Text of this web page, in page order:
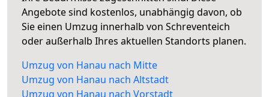
Angebote sind kostenlos, unabhängig davon, ob
Sie einen Umzug innerhalb von Schreventeich
oder außerhalb Ihres aktuellen Standorts planen.
Umzug von Hanau nach Mitte
Umzug von Hanau nach Altstadt
Umzug von Hanau nach Vorstadt